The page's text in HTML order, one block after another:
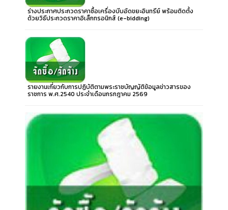
ร่างประกาศประกวดราคาซื้อเครื่องบีบอัดขยะอินทรีย์ พร้อมติดตั้ง
ด้วยวิธีประกวดราคาอิเล็กทรอนิกส์ (e-bidding)
รายงานเกี่ยวกับการปฏิบัติตามพระราชบัญญัติข้อมูลข่าวสารของ
ราชการ พ.ศ.2540 ประจำเดือนกรกฎาคม 2569